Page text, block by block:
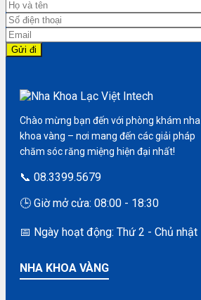
Chào mừng bạn đến với phòng khám nha
khoa vàng – nơi mang đến các giải pháp
chăm sóc răng miệng hiện đại nhất!
📞 08.3399.5679
🕒 Giờ mở cửa: 08:00 - 18:30
📅 Ngày hoạt động: Thứ 2 - Chủ nhật
NHA KHOA VÀNG